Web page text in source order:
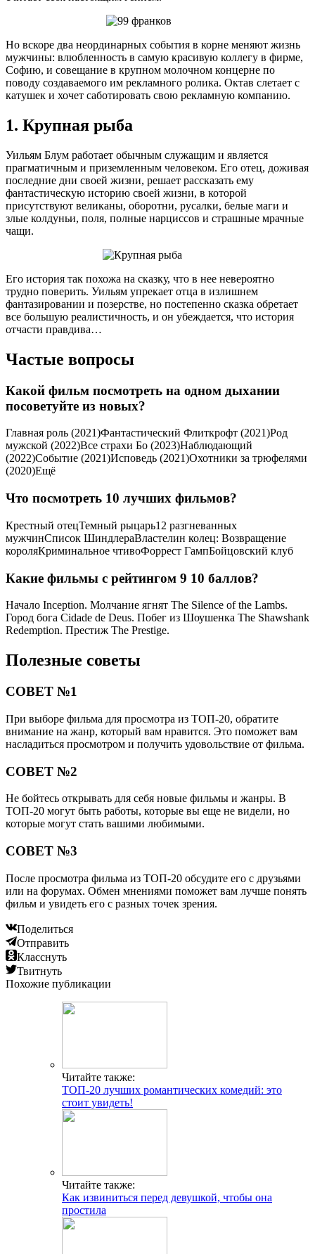
Но вскоре два неординарных события в корне меняют жизнь
мужчины: влюбленность в самую красивую коллегу в фирме,
Софию, и совещание в крупном молочном концерне по
поводу создаваемого им рекламного ролика. Октав слетает с
катушек и хочет саботировать свою рекламную компанию.
1. Крупная рыба
Уильям Блум работает обычным служащим и является
прагматичным и приземленным человеком. Его отец, доживая
последние дни своей жизни, решает рассказать ему
фантастическую историю своей жизни, в которой
присутствуют великаны, оборотни, русалки, белые маги и
злые колдуньи, поля, полные нарциссов и страшные мрачные
чащи.
Его история так похожа на сказку, что в нее невероятно
трудно поверить. Уильям упрекает отца в излишнем
фантазировании и позерстве, но постепенно сказка обретает
все большую реалистичность, и он убеждается, что история
отчасти правдива…
Частые вопросы
Какой фильм посмотреть на одном дыхании
посоветуйте из новых?
Главная роль (2021)Фантастический Флиткрофт (2021)Род
мужской (2022)Все страхи Бо (2023)Наблюдающий
(2022)Событие (2021)Исповедь (2021)Охотники за трюфелями
(2020)Ещё
Что посмотреть 10 лучших фильмов?
Крестный отецТемный рыцарь12 разгневанных
мужчинСписок ШиндлераВластелин колец: Возвращение
короляКриминальное чтивоФоррест ГампБойцовский клуб
Какие фильмы с рейтингом 9 10 баллов?
Начало Inception. Молчание ягнят The Silence of the Lambs.
Город бога Cidade de Deus. Побег из Шоушенка The Shawshank
Redemption. Престиж The Prestige.
Полезные советы
СОВЕТ №1
При выборе фильма для просмотра из ТОП-20, обратите
внимание на жанр, который вам нравится. Это поможет вам
насладиться просмотром и получить удовольствие от фильма.
СОВЕТ №2
Не бойтесь открывать для себя новые фильмы и жанры. В
ТОП-20 могут быть работы, которые вы еще не видели, но
которые могут стать вашими любимыми.
СОВЕТ №3
После просмотра фильма из ТОП-20 обсудите его с друзьями
или на форумах. Обмен мнениями поможет вам лучше понять
фильм и увидеть его с разных точек зрения.
Поделиться
Отправить
Класснуть
Твитнуть
Похожие публикации
Читайте также:
ТОП-20 лучших романтических комедий: это
стоит увидеть!
Читайте также:
Как извиниться перед девушкой, чтобы она
простила